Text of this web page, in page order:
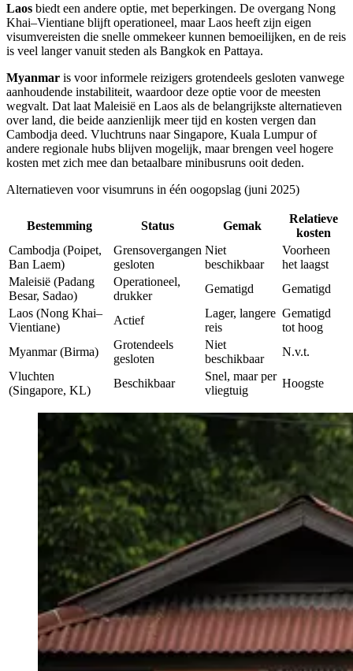
Laos biedt een andere optie, met beperkingen. De overgang Nong
Khai–Vientiane blijft operationeel, maar Laos heeft zijn eigen
visumvereisten die snelle ommekeer kunnen bemoeilijken, en de reis
is veel langer vanuit steden als Bangkok en Pattaya.
Myanmar is voor informele reizigers grotendeels gesloten vanwege
aanhoudende instabiliteit, waardoor deze optie voor de meesten
wegvalt. Dat laat Maleisië en Laos als de belangrijkste alternatieven
over land, die beide aanzienlijk meer tijd en kosten vergen dan
Cambodja deed. Vluchtruns naar Singapore, Kuala Lumpur of
andere regionale hubs blijven mogelijk, maar brengen veel hogere
kosten met zich mee dan betaalbare minibusruns ooit deden.
Alternatieven voor visumruns in één oogopslag (juni 2025)
Bestemming Status Gemak
Relatieve
kosten
Cambodja (Poipet,
Ban Laem)
Grensovergangen
gesloten
Niet
beschikbaar
Voorheen
het laagst
Maleisië (Padang
Besar, Sadao)
Operationeel,
drukker
Gematigd
Gematigd
Laos (Nong Khai–
Vientiane)
Actief
Lager, langere
reis
Gematigd
tot hoog
Myanmar (Birma)
Grotendeels
gesloten
Niet
beschikbaar
N.v.t.
Vluchten
(Singapore, KL)
Beschikbaar
Snel, maar per
vliegtuig
Hoogste